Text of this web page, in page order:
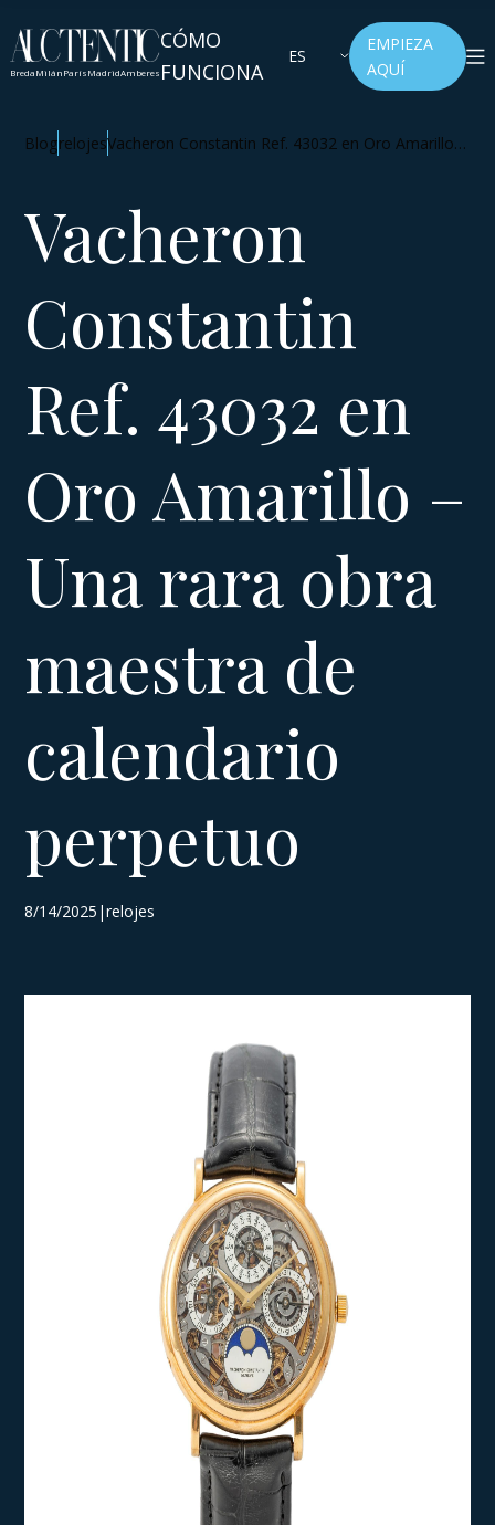
BredaMilánParísMadridAmberes
CÓMO
FUNCIONA
ES
EMPIEZA
AQUÍ
BlogrelojesVacheron Constantin Ref. 43032 en Oro Amarillo –
Vacheron
Constantin
Ref. 43032 en
Oro Amarillo –
Una rara obra
maestra de
calendario
perpetuo
8/14/2025|relojes